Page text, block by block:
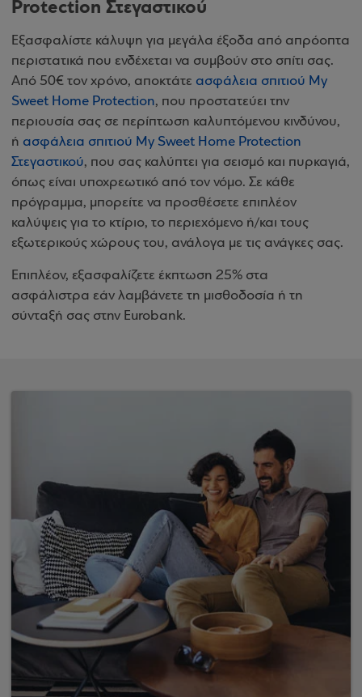
Protection Στεγαστικού
Εξασφαλίστε κάλυψη για μεγάλα έξοδα από απρόοπτα
περιστατικά που ενδέχεται να συμβούν στο σπίτι σας.
Από 50€ τον χρόνο, αποκτάτε ασφάλεια σπιτιού My
Sweet Home Protection, που προστατεύει την
περιουσία σας σε περίπτωση καλυπτόμενου κινδύνου,
ή ασφάλεια σπιτιού My Sweet Home Protection
Στεγαστικού, που σας καλύπτει για σεισμό και πυρκαγιά,
όπως είναι υποχρεωτικό από τον νόμο. Σε κάθε
πρόγραμμα, μπορείτε να προσθέσετε επιπλέον
καλύψεις για το κτίριο, το περιεχόμενο ή/και τους
εξωτερικούς χώρους του, ανάλογα με τις ανάγκες σας.
Επιπλέον, εξασφαλίζετε έκπτωση 25% στα
ασφάλιστρα εάν λαμβάνετε τη μισθοδοσία ή τη
σύνταξή σας στην Eurobank.